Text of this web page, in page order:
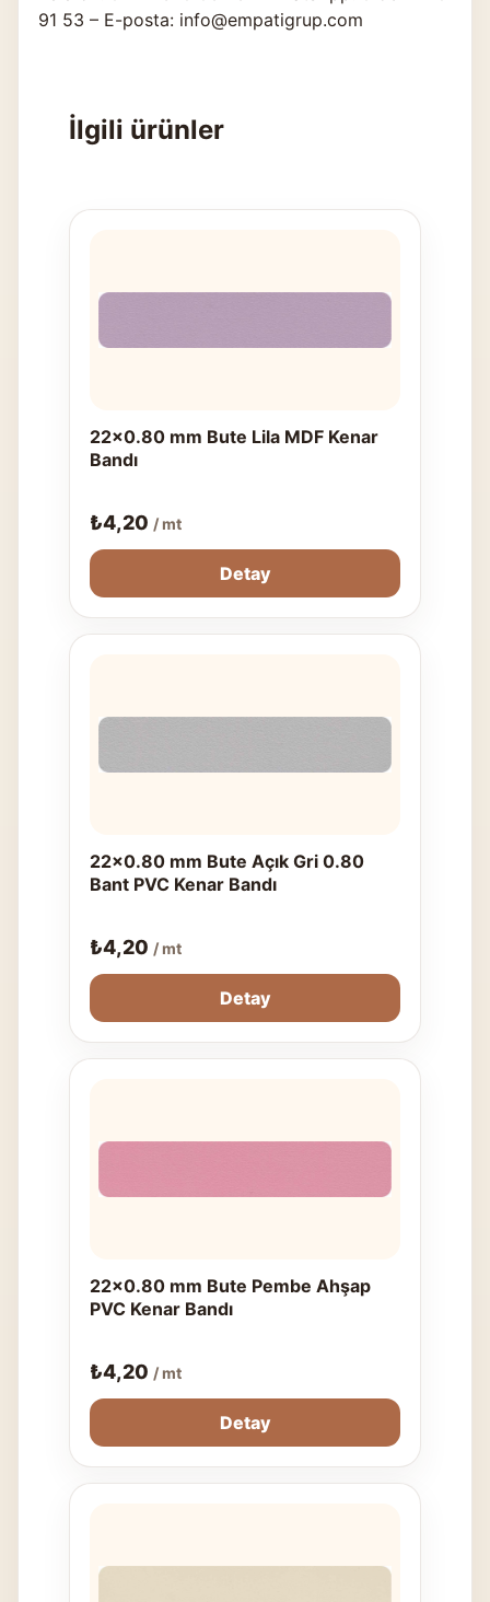
91 53 – E-posta: info@empatigrup.com
İlgili ürünler
22x0.80 mm Bute Lila MDF Kenar
Bandı
₺4,20 / mt
Detay
22x0.80 mm Bute Açık Gri 0.80
Bant PVC Kenar Bandı
₺4,20 / mt
Detay
22x0.80 mm Bute Pembe Ahşap
PVC Kenar Bandı
₺4,20 / mt
Detay